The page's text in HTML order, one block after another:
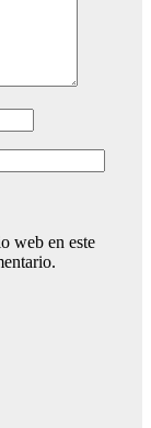
web en este